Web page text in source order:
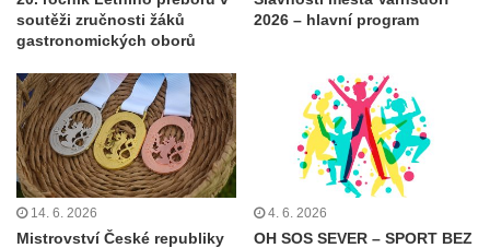
soutěži zručnosti žáků
gastronomických oborů
2026 – hlavní program
14. 6. 2026
Mistrovství České republiky
4. 6. 2026
OH SOS SEVER – SPORT BEZ